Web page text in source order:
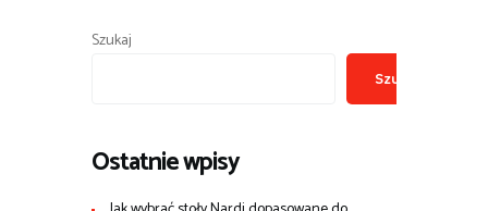
Szukaj
Szukaj
Ostatnie wpisy